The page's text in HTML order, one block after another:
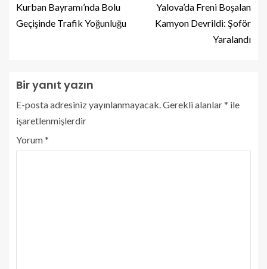
Kurban Bayramı’nda Bolu
Geçişinde Trafik Yoğunluğu
Yalova’da Freni Boşalan
Kamyon Devrildi: Şoför
Yaralandı
Bir yanıt yazın
E-posta adresiniz yayınlanmayacak. Gerekli alanlar* ile
işaretlenmişlerdir
Yorum*